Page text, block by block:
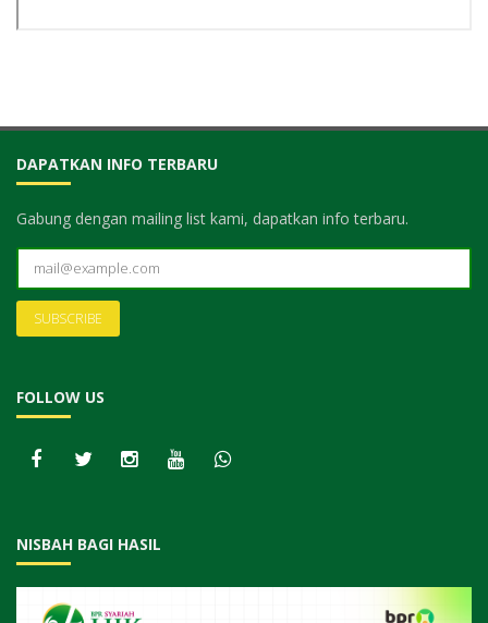
DAPATKAN INFO TERBARU
Gabung dengan mailing list kami, dapatkan info terbaru.
FOLLOW US
NISBAH BAGI HASIL